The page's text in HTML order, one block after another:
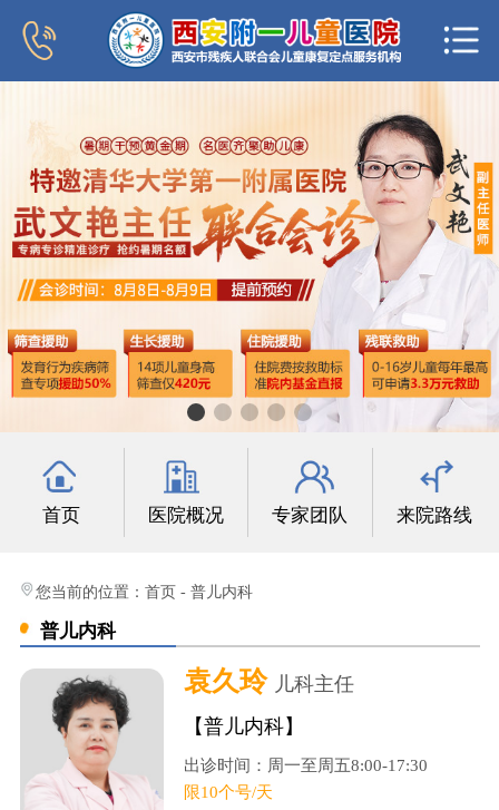
新闻中心
专家团队
科室导航
行为发育科
小儿内分泌科
光影纪实
健康科普
联系我们
首页 医院概况 专家团队 来院路线
您当前的位置： 首页 - 普儿内科
普儿内科
袁久玲 儿科主任
【普儿内科】
出诊时间：周一至周五8:00-17:30
限10个号/天